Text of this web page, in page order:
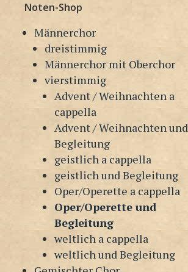
Inhalt
springen
Noten-Shop
Männerchor
dreistimmig
Männerchor mit Oberchor
vierstimmig
Advent / Weihnachten a
cappella
Advent / Weihnachten und
Begleitung
geistlich a cappella
geistlich und Begleitung
Oper/Operette a cappella
Oper/Operette und
Begleitung
weltlich a cappella
weltlich und Begleitung